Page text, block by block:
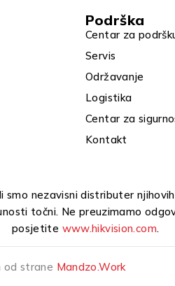
Podrška
Centar za
Servis
Održavanje
Logistika
Centar za
Kontakt
nezavisni distributer
točni. Ne preuzimamo
posjetite www.hikvision.com.
od strane Mandzo.Work